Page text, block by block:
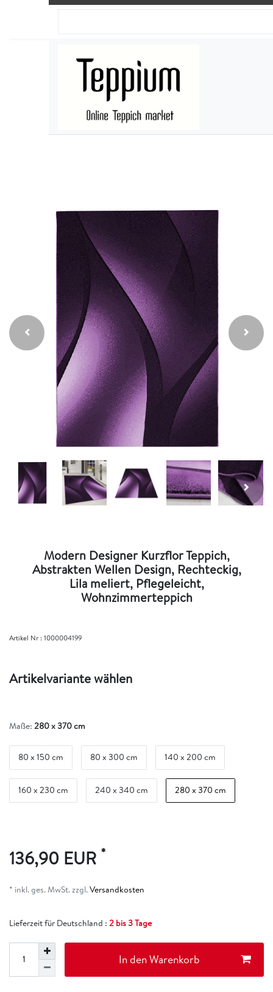
Modern Designer Kurzflor Teppich,
Abstrakten Wellen Design, Rechteckig,
Lila meliert, Pflegeleicht,
Wohnzimmerteppich
Artikel Nr :1000004199
Artikelvariante wählen
Maße: 280 x 370 cm
80 x 150 cm 80 x 300 cm 140 x 200 cm
160 x 230 cm 240 x 340 cm 280 x 370 cm
136,90 EUR *
* inkl. ges. MwSt. zzgl.Versandkosten
Lieferzeit für Deutschland : 2 bis 3 Tage
In den Warenkorb